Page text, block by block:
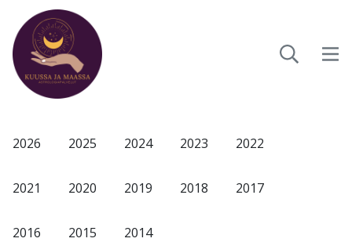
2026 2025 2024 2023 2022
2021 2020 2019 2018 2017
2016 2015 2014